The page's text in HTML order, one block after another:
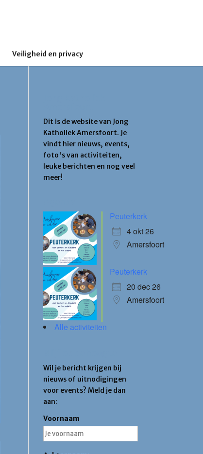
Veiligheid en privacy
Dit is de website van Jong
Katholiek Amersfoort. Je
vindt hier nieuws, events,
foto's van activiteiten,
leuke berichten en nog veel
meer!
Peuterkerk
4 okt 26
Amersfoort
Peuterkerk
20 dec 26
Amersfoort
Alle activiteiten
Wil je bericht krijgen bij
nieuws of uitnodigingen
voor events? Meld je dan
aan:
Voornaam